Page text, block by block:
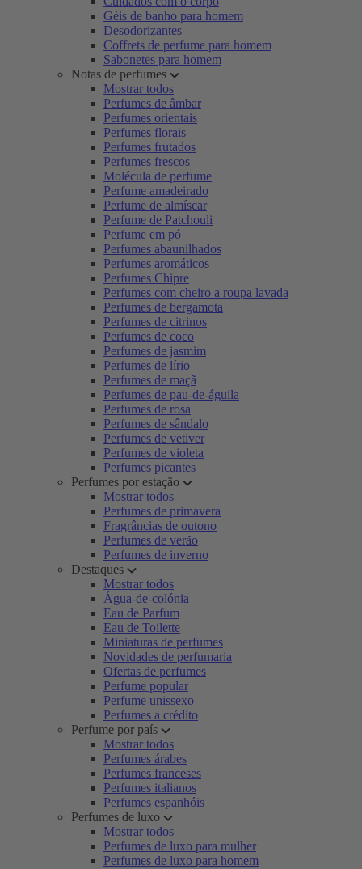
Géis de banho para homem
Desodorizantes
Coffrets de perfume para homem
Sabonetes para homem
Notas de perfumes
Mostrar todos
Perfumes de âmbar
Perfumes orientais
Perfumes florais
Perfumes frutados
Perfumes frescos
Molécula de perfume
Perfume amadeirado
Perfume de almíscar
Perfume de Patchouli
Perfume em pó
Perfumes abaunilhados
Perfumes aromáticos
Perfumes Chipre
Perfumes com cheiro a roupa lavada
Perfumes de bergamota
Perfumes de citrinos
Perfumes de coco
Perfumes de jasmim
Perfumes de lírio
Perfumes de maçã
Perfumes de pau-de-águila
Perfumes de rosa
Perfumes de sândalo
Perfumes de vetiver
Perfumes de violeta
Perfumes picantes
Perfumes por estação
Mostrar todos
Perfumes de primavera
Fragrâncias de outono
Perfumes de verão
Perfumes de inverno
Destaques
Mostrar todos
Água-de-colónia
Eau de Parfum
Eau de Toilette
Miniaturas de perfumes
Novidades de perfumaria
Ofertas de perfumes
Perfume popular
Perfume unissexo
Perfumes a crédito
Perfume por país
Mostrar todos
Perfumes árabes
Perfumes franceses
Perfumes italianos
Perfumes espanhóis
Perfumes de luxo
Mostrar todos
Perfumes de luxo para mulher
Perfumes de luxo para homem